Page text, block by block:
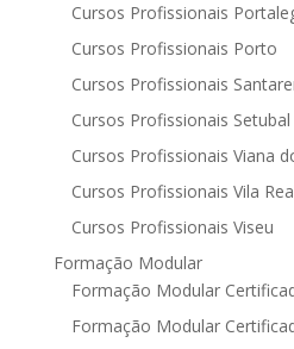
Cursos Profissionais
Cursos Profissionais Porto
Cursos Profissionais
Cursos Profissionais Setubal
Cursos Profissionais Viana
Cursos Profissionais Vila
Cursos Profissionais Viseu
Formação Modular
Formação Modular
Formação Modular